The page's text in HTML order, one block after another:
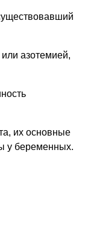
азотемией,
их основные
у беременных.